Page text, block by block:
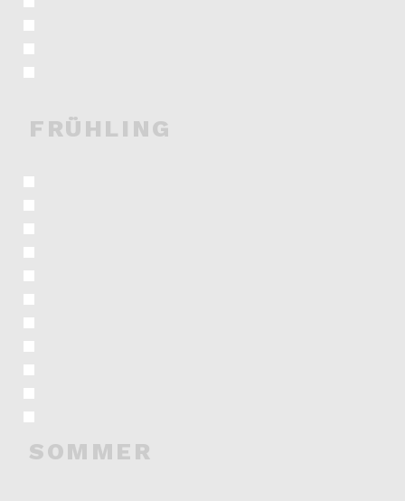
FRÜHLING
SOMMER